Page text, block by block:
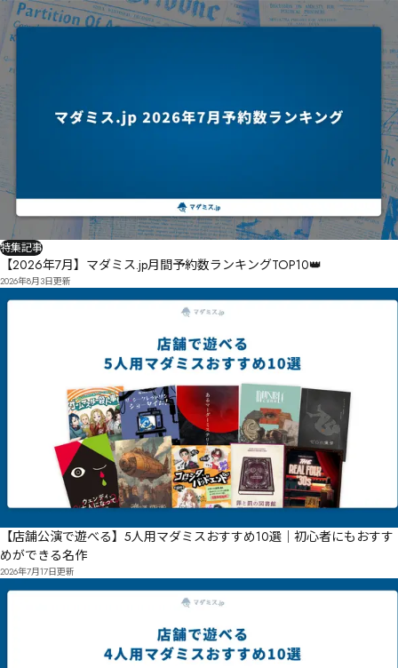
特集記事
【2026年7月】マダミス.jp月間予約数ランキングTOP10👑
2026年8月3日更新
【店舗公演で遊べる】5人用マダミスおすすめ10選｜初心者にもおすす
めができる名作
2026年7月17日更新